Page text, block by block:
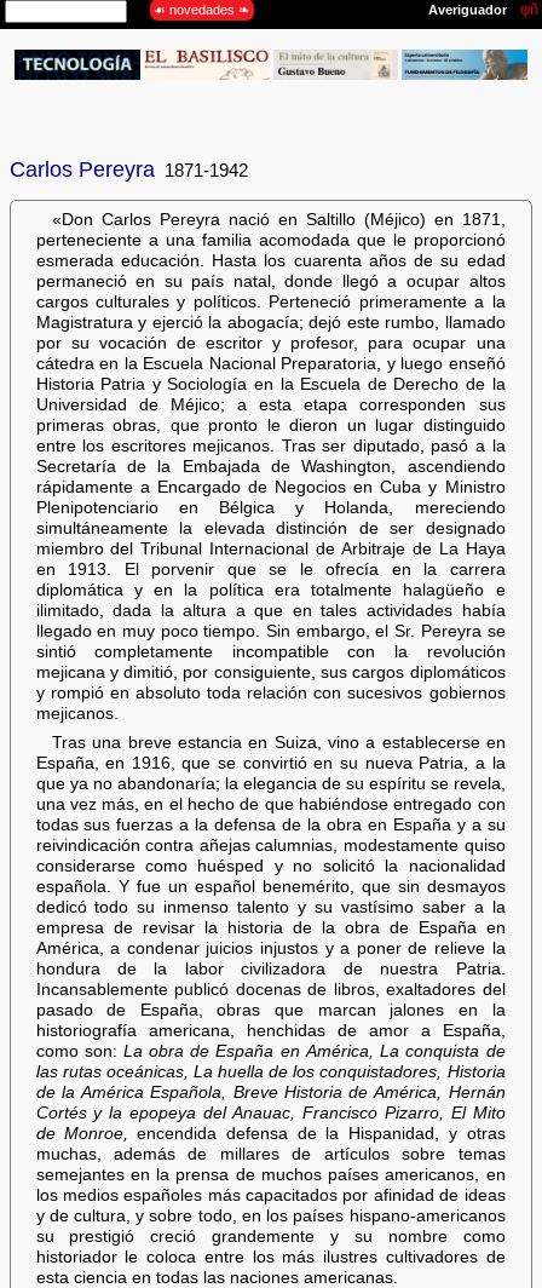
Carlos Pereyra 1871-1942
«Don Carlos Pereyra nació en Saltillo (Méjico) en 1871,
perteneciente a una familia acomodada que le proporcionó
esmerada educación. Hasta los cuarenta años de su edad
permaneció en su país natal, donde llegó a ocupar altos
cargos culturales y políticos. Perteneció primeramente a la
Magistratura y ejerció la abogacía; dejó este rumbo, llamado
por su vocación de escritor y profesor, para ocupar una
cátedra en la Escuela Nacional Preparatoria, y luego enseñó
Historia Patria y Sociología en la Escuela de Derecho de la
Universidad de Méjico; a esta etapa corresponden sus
primeras obras, que pronto le dieron un lugar distinguido
entre los escritores mejicanos. Tras ser diputado, pasó a la
Secretaría de la Embajada de Washington, ascendiendo
rápidamente a Encargado de Negocios en Cuba y Ministro
Plenipotenciario en Bélgica y Holanda, mereciendo
simultáneamente la elevada distinción de ser designado
miembro del Tribunal Internacional de Arbitraje de La Haya
en 1913. El porvenir que se le ofrecía en la carrera
diplomática y en la política era totalmente halagüeño e
ilimitado, dada la altura a que en tales actividades había
llegado en muy poco tiempo. Sin embargo, el Sr. Pereyra se
sintió completamente incompatible con la revolución
mejicana y dimitió, por consiguiente, sus cargos diplomáticos
y rompió en absoluto toda relación con sucesivos gobiernos
mejicanos.
Tras una breve estancia en Suiza, vino a establecerse en
España, en 1916, que se convirtió en su nueva Patria, a la
que ya no abandonaría; la elegancia de su espíritu se revela,
una vez más, en el hecho de que habiéndose entregado con
todas sus fuerzas a la defensa de la obra en España y a su
reivindicación contra añejas calumnias, modestamente quiso
considerarse como huésped y no solicitó la nacionalidad
española. Y fue un español benemérito, que sin desmayos
dedicó todo su inmenso talento y su vastísimo saber a la
empresa de revisar la historia de la obra de España en
América, a condenar juicios injustos y a poner de relieve la
hondura de la labor civilizadora de nuestra Patria.
Incansablemente publicó docenas de libros, exaltadores del
pasado de España, obras que marcan jalones en la
historiografía americana, henchidas de amor a España,
como son: La obra de España en América, La conquista de
las rutas oceánicas, La huella de los conquistadores, Historia
de la América Española, Breve Historia de América, Hernán
Cortés y la epopeya del Anauac, Francisco Pizarro, El Mito
de Monroe,
encendida defensa de la Hispanidad, y otras
muchas, además de millares de artículos sobre temas
semejantes en la prensa de muchos países americanos, en
los medios españoles más capacitados por afinidad de ideas
y de cultura, y sobre todo, en los países hispano-americanos
su prestigió creció grandemente y su nombre como
historiador le coloca entre los más ilustres cultivadores de
esta ciencia en todas las naciones americanas.